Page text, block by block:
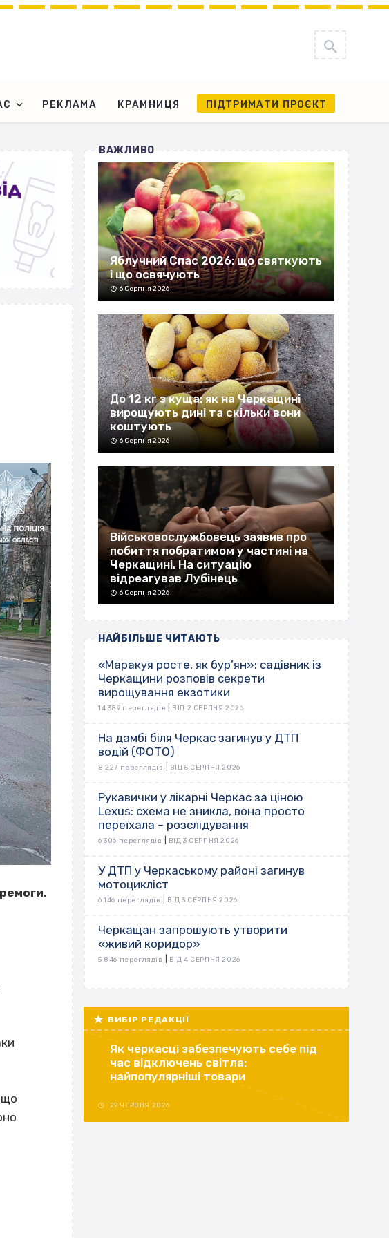
РЕКЛАМА КРАМНИЦЯ ПІДТРИМАТИ ПРОЄКТ
що
ВАЖЛИВО
Яблучний Спас 2026: що святкують
і що освячують
6 Серпня 2026
До 12 кг з куща: як на Черкащині
вирощують дині та скільки вони
коштують
6 Серпня 2026
Військовослужбовець заявив про
побиття побратимом у частині на
Черкащині. На ситуацію
відреагував Лубінець
6 Серпня 2026
НАЙБІЛЬШЕ ЧИТАЮТЬ
«Маракуя росте, як бур’ян»: садівник із
Черкащини розповів секрети
вирощування екзотики
14 389 переглядів ВІД 2 СЕРПНЯ 2026
На дамбі біля Черкас загинув у ДТП
водій (ФОТО)
8 227 переглядів ВІД 5 СЕРПНЯ 2026
Рукавички у лікарні Черкас за ціною
Lexus: схема не зникла, вона просто
переїхала – розслідування
6 306 переглядів ВІД 3 СЕРПНЯ 2026
У ДТП у Черкаському районі загинув
мотоцикліст
6 146 переглядів ВІД 3 СЕРПНЯ 2026
Черкащан запрошують утворити
«живий коридор»
5 846 переглядів ВІД 4 СЕРПНЯ 2026
ВИБІР РЕДАКЦІЇ
Як черкасці забезпечують себе під
час відключень світла:
найпопулярніші товари
29 ЧЕРВНЯ 2026